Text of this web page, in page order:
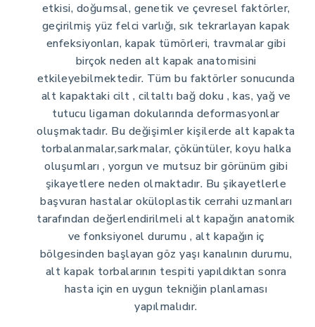
etkisi, doğumsal, genetik ve çevresel faktörler,
geçirilmiş yüz felci varlığı, sık tekrarlayan kapak
enfeksiyonları, kapak tümörleri, travmalar gibi
birçok neden alt kapak anatomisini
etkileyebilmektedir. Tüm bu faktörler sonucunda
alt kapaktaki cilt , ciltaltı bağ doku , kas, yağ ve
tutucu ligaman dokularında deformasyonlar
oluşmaktadır. Bu değişimler kişilerde alt kapakta
torbalanmalar,sarkmalar, çöküntüler, koyu halka
oluşumları , yorgun ve mutsuz bir görünüm gibi
şikayetlere neden olmaktadır. Bu şikayetlerle
başvuran hastalar oküloplastik cerrahi uzmanları
tarafından değerlendirilmeli alt kapağın anatomik
ve fonksiyonel durumu , alt kapağın iç
bölgesinden başlayan göz yaşı kanalının durumu,
alt kapak torbalarının tespiti yapıldıktan sonra
hasta için en uygun tekniğin planlaması
yapılmalıdır.